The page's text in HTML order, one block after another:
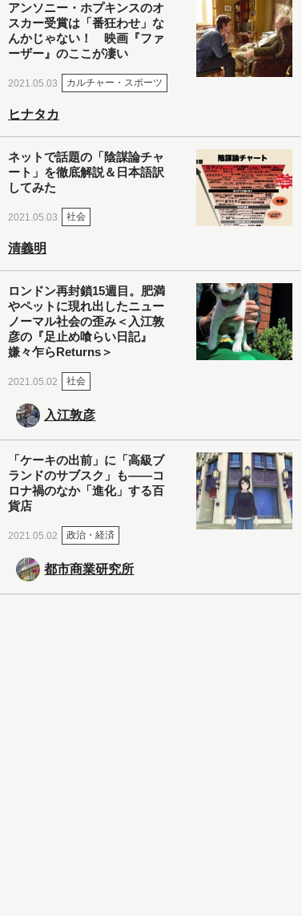
アンソニー・ホプキンスのオ
スカー受賞は「番狂わせ」な
んかじゃない！ 映画『ファ
ーザー』のここが凄い
2021.05.03 カルチャー・スポーツ
ヒナタカ
ネットで話題の「陰謀論チャ
ート」を徹底解説＆日本語訳
してみた
2021.05.03 社会
清義明
ロンドン再封鎖15週目。肥満
やペットに現れ出したニュー
ノーマル社会の歪み＜入江敦
彦の『足止め喰らい日記』
嫌々乍らReturns＞
2021.05.02 社会
入江敦彦
「ケーキの出前」に「高級ブ
ランドのサブスク」も――コ
ロナ禍のなか「進化」する百
貨店
2021.05.02 政治・経済
都市商業研究所